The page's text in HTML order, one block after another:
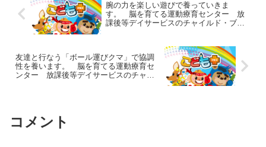
腕の力を楽しい遊びで養っていきま
す。 脳を育てる運動療育センター 放
課後等デイサービスのチャイルド・ブレ
友達と行なう「ボール運びクマ」で協調
性を養います。 脳を育てる運動療育セ
ンター 放課後等デイサービスのチャイ
コメント